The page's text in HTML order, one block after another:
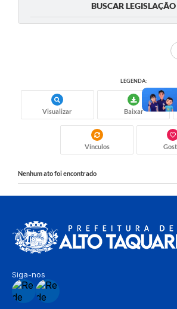
BUSCAR LEGISLAÇÃO
LEGENDA:
Visualizar Baixar
Vínculos
Nenhum ato foi encontrado
Siga-nos